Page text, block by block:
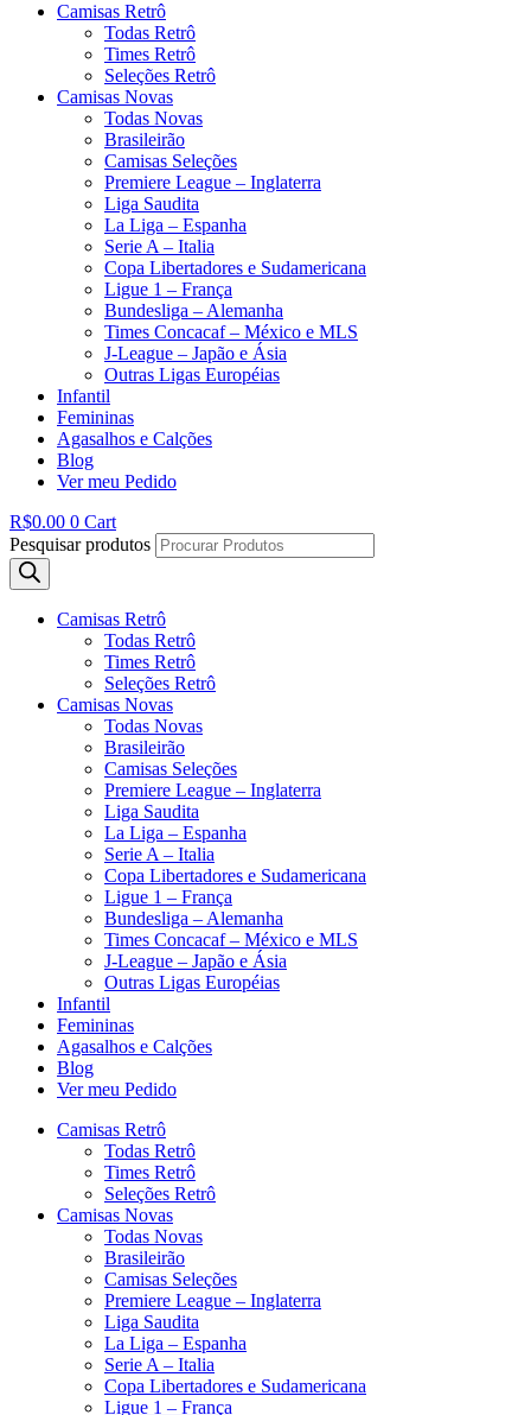
Camisas Retrô
Todas Retrô
Times Retrô
Seleções Retrô
Camisas Novas
Todas Novas
Brasileirão
Camisas Seleções
Premiere League – Inglaterra
Liga Saudita
La Liga – Espanha
Serie A – Italia
Copa Libertadores e Sudamericana
Ligue 1 – França
Bundesliga – Alemanha
Times Concacaf – México e MLS
J-League – Japão e Ásia
Outras Ligas Européias
Infantil
Femininas
Agasalhos e Calções
Blog
Ver meu Pedido
R$0.00 0 Cart
Pesquisar produtos
Camisas Retrô
Todas Retrô
Times Retrô
Seleções Retrô
Camisas Novas
Todas Novas
Brasileirão
Camisas Seleções
Premiere League – Inglaterra
Liga Saudita
La Liga – Espanha
Serie A – Italia
Copa Libertadores e Sudamericana
Ligue 1 – França
Bundesliga – Alemanha
Times Concacaf – México e MLS
J-League – Japão e Ásia
Outras Ligas Européias
Infantil
Femininas
Agasalhos e Calções
Blog
Ver meu Pedido
Camisas Retrô
Todas Retrô
Times Retrô
Seleções Retrô
Camisas Novas
Todas Novas
Brasileirão
Camisas Seleções
Premiere League – Inglaterra
Liga Saudita
La Liga – Espanha
Serie A – Italia
Copa Libertadores e Sudamericana
Ligue 1 – França